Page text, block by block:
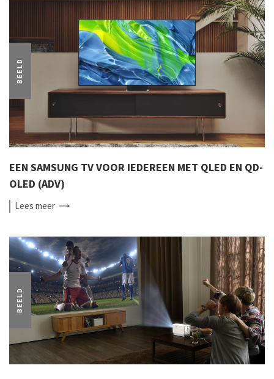
BEELD
EEN SAMSUNG TV VOOR IEDEREEN MET QLED EN QD-
OLED (ADV)
Leesmeer
BEELD